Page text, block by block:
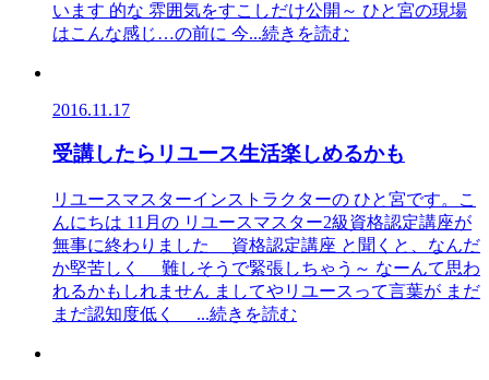
います 的な 雰囲気をすこしだけ公開～ ひと宮の現場
はこんな感じ…の前に 今...続きを読む
2016.11.17
受講したらリユース生活楽しめるかも
リユースマスターインストラクターの ひと宮です。こ
んにちは 11月の リユースマスター2級資格認定講座が
無事に終わりました 資格認定講座 と聞くと、なんだ
か堅苦しく 難しそうで緊張しちゃう～ なーんて思わ
れるかもしれません ましてやリユースって言葉が まだ
まだ認知度低く ...続きを読む